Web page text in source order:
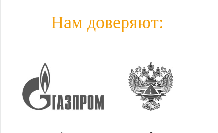
Нам доверяют: